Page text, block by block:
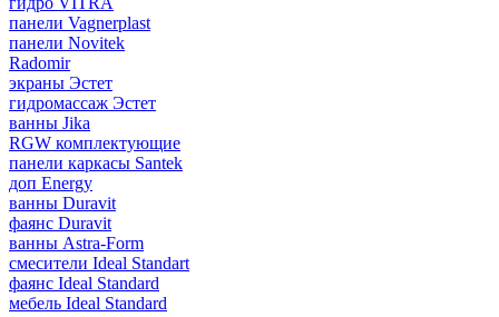
панели Vagnerplast
панели Novitek
Radomir
экраны Эстет
гидромассаж Эстет
ванны Jika
RGW комплектующие
панели каркасы Santek
доп Energy
ванны Duravit
фаянс Duravit
ванны Astra-Form
смесители Ideal Standart
фаянс Ideal Standard
мебель Ideal Standard